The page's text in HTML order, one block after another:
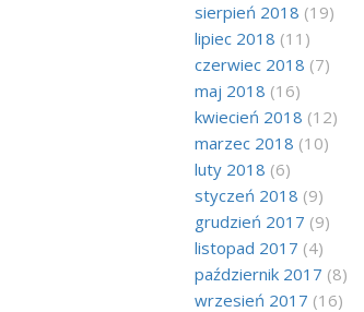
sierpień 2018 (19)
lipiec 2018 (11)
czerwiec 2018 (7)
maj 2018 (16)
kwiecień 2018 (12)
marzec 2018 (10)
luty 2018 (6)
styczeń 2018 (9)
grudzień 2017 (9)
listopad 2017 (4)
październik 2017 (8)
wrzesień 2017 (16)